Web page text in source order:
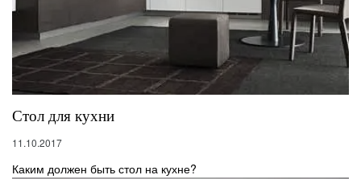
Стол для кухни
11.10.2017
Каким должен быть стол на кухне?